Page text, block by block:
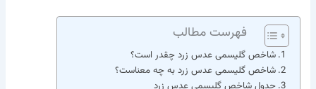
فهرست مطالب
شاخص گلیسمی عدس زرد چقدر است؟
شاخص گلیسمی عدس زرد به چه معناست؟